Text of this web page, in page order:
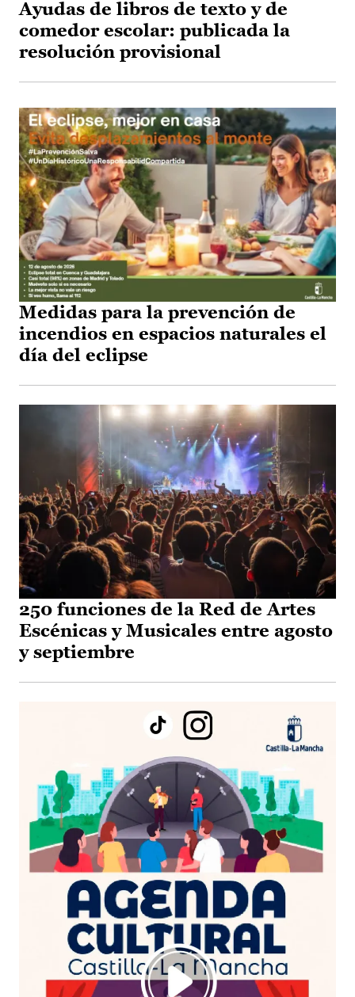
Ayudas de libros de texto y de
comedor escolar: publicada la
resolución provisional
Medidas para la prevención de
incendios en espacios naturales el
día del eclipse
250 funciones de la Red de Artes
Escénicas y Musicales entre agosto
y septiembre